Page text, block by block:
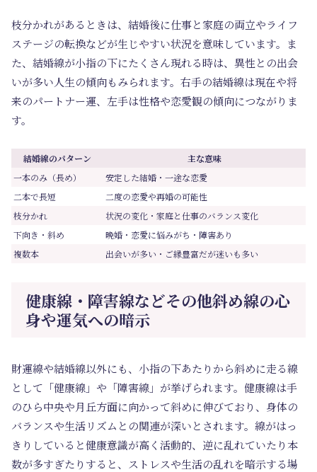
枝分かれがあるときは、結婚後に仕事と家庭の両立やライフ
ステージの転換などが生じやすい状況を意味しています。ま
た、結婚線が小指の下にたくさん現れる時は、異性との出会
いが多い人生の傾向もみられます。右手の結婚線は現在や将
来のパートナー運、左手は性格や恋愛観の傾向につながりま
す。
結婚線のパターン
主な意味
一本のみ（長め）
安定した結婚・一途な恋愛
二本で長短
二度の恋愛や再婚の可能性
枝分かれ
状況の変化・家庭と仕事のバランス変化
下向き・斜め
晩婚・恋愛に悩みがち・障害あり
複数本
出会いが多い・ご縁豊富だが迷いも多い
健康線・障害線などその他斜め線の心
身や運気への暗示
財運線や結婚線以外にも、小指の下あたりから斜めに走る線
として「健康線」や「障害線」が挙げられます。健康線は手
のひら中央や月丘方面に向かって斜めに伸びており、身体の
バランスや生活リズムとの関連が深いとされます。線がはっ
きりしていると健康意識が高く活動的、逆に乱れていたり本
数が多すぎたりすると、ストレスや生活の乱れを暗示する場